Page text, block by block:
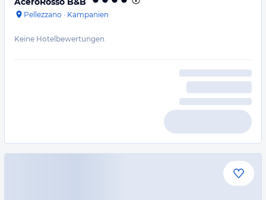
Pellezzano · Kampanien
Keine Hotelbewertungen